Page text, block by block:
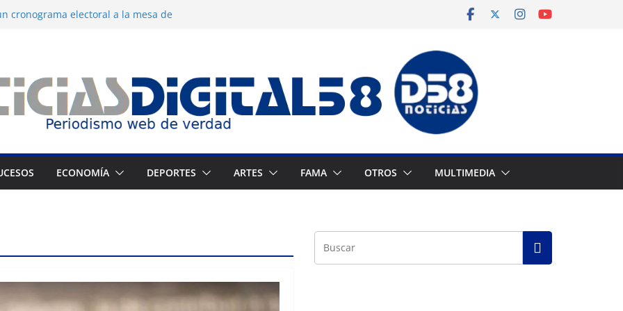
cronograma electoral a la mesa de
consagración del talento venezolano en el
del montañista Nirmal Purja tras
ECONOMÍA DEPORTES ARTES FAMA OTROS MULTIMEDIA